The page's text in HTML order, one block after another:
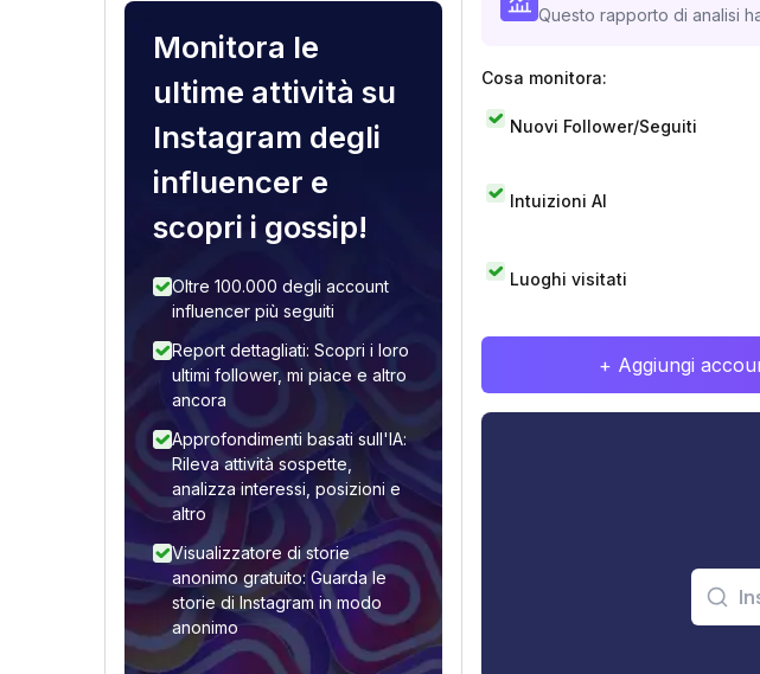
Monitora le
ultime attività su
Instagram degli
influencer e
scopri i gossip!
Oltre 100.000 degli account
influencer più seguiti
Report dettagliati: Scopri i loro
ultimi follower, mi piace e altro
ancora
Approfondimenti basati sull'IA:
Rileva attività sospette,
analizza interessi, posizioni e
altro
Visualizzatore di storie
anonimo gratuito: Guarda le
storie di Instagram in modo
anonimo
Questo rapporto di analisi
Cosa monitora:
Nuovi Follower/Seguiti
Intuizioni AI
Luoghi visitati
+ Aggiungi